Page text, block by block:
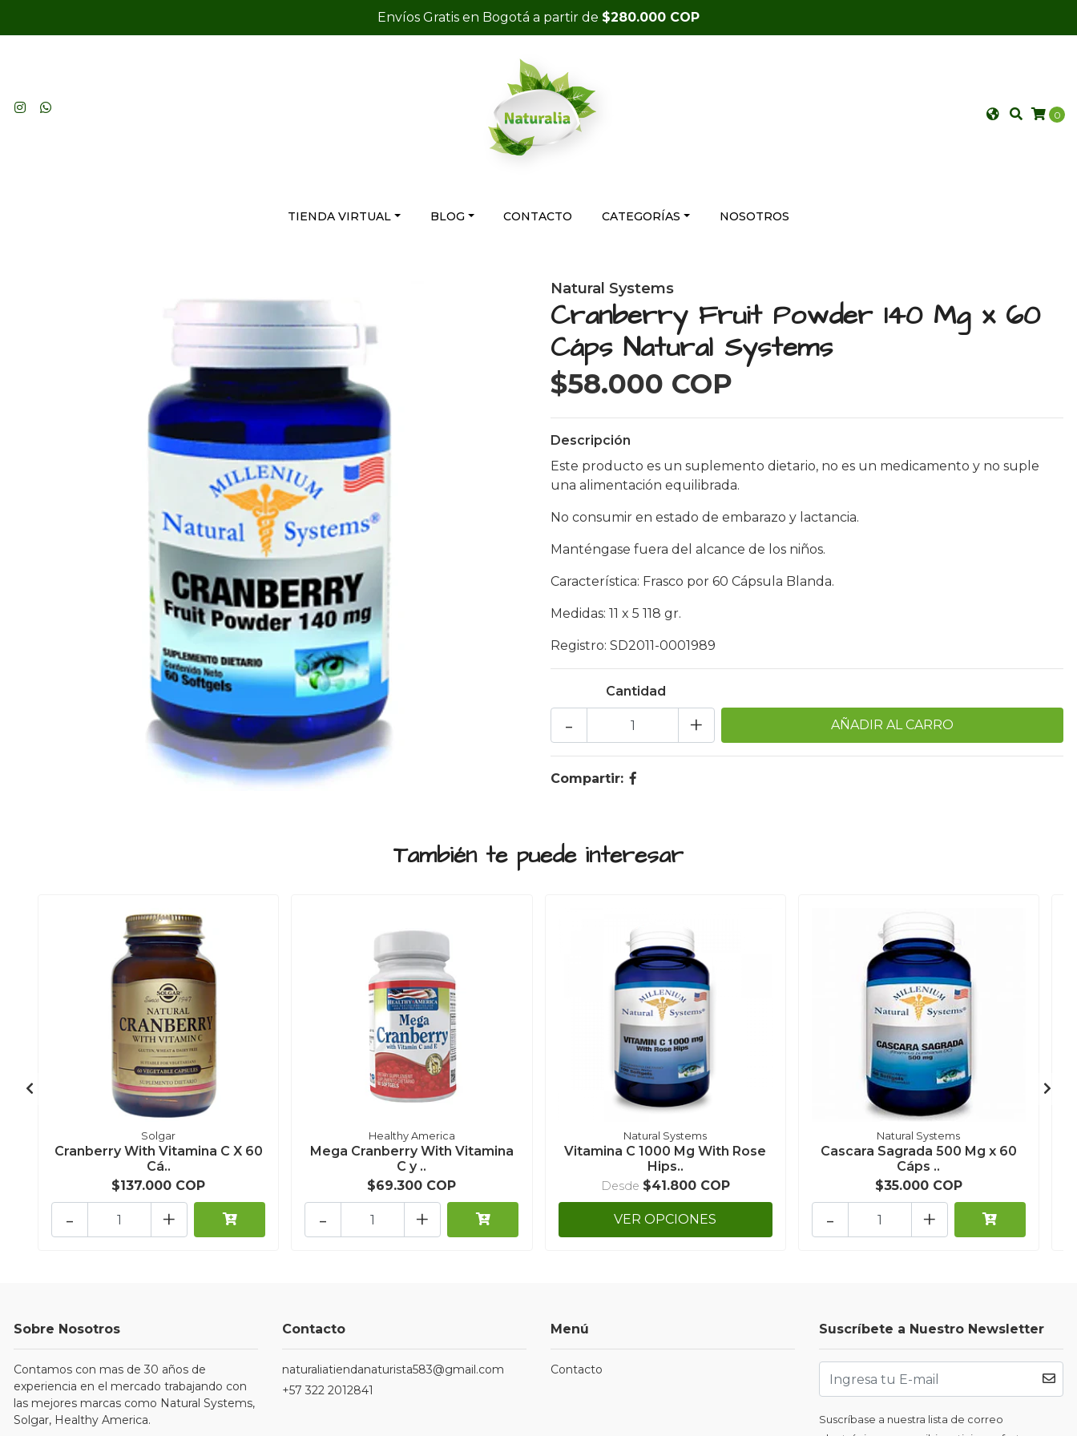
Envíos Gratis en Bogotá a partir de $280.000 COP
0
TIENDA VIRTUAL BLOG CONTACTO CATEGORÍAS NOSOTROS
Natural Systems
Cranberry Fruit Powder 140 Mg x 60
Cáps Natural Systems
$58.000 COP
Descripción
Este producto es un suplemento dietario, no es un medicamento y no suple
una alimentación equilibrada.
No consumir en estado de embarazo y lactancia.
Manténgase fuera del alcance de los niños.
Característica: Frasco por 60 Cápsula Blanda.
Medidas: 11 x 5 118 gr.
Registro: SD2011-0001989
Cantidad
+
-
Compartir:
También te puede interesar
Solgar
Cranberry With Vitamina C X 60
Cá..
$137.000 COP
+
-
Healthy America
Mega Cranberry With Vitamina
C y ..
$69.300 COP
+
-
Natural Systems
Vitamina C 1000 Mg With Rose
Hips..
Desde $41.800 COP
VER OPCIONES
Natural Systems
Cascara Sagrada 500 Mg x 60
Cáps ..
$35.000 COP
+
-
Sobre Nosotros
Contamos con mas de 30 años de
experiencia en el mercado trabajando con
las mejores marcas como Natural Systems,
Solgar, Healthy America.
Contacto
naturaliatiendanaturista583@gmail.com
+57 322 2012841
Menú
Contacto
Suscríbete a Nuestro Newsletter
Suscríbase a nuestra lista de correo